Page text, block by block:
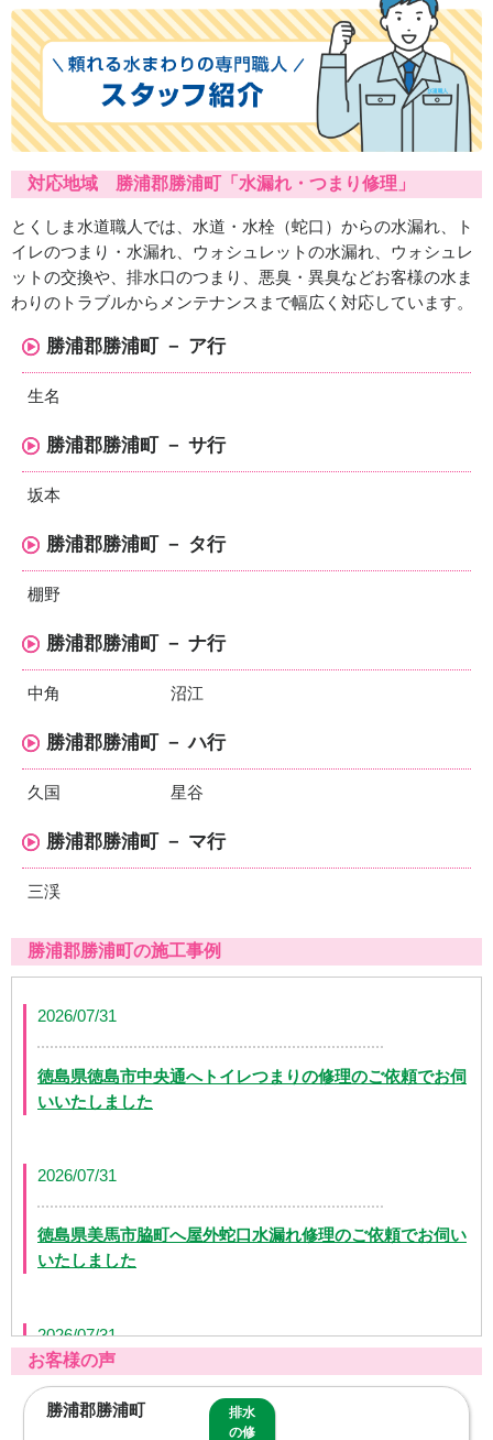
対応地域 勝浦郡勝浦町「水漏れ・つまり修理」
とくしま水道職人では、水道・水栓（蛇口）からの水漏れ、ト
イレのつまり・水漏れ、ウォシュレットの水漏れ、ウォシュレ
ットの交換や、排水口のつまり、悪臭・異臭などお客様の水ま
わりのトラブルからメンテナンスまで幅広く対応しています。
勝浦郡勝浦町 － ア行
生名
勝浦郡勝浦町 － サ行
坂本
勝浦郡勝浦町 － タ行
棚野
勝浦郡勝浦町 － ナ行
中角 沼江
勝浦郡勝浦町 － ハ行
久国 星谷
勝浦郡勝浦町 － マ行
三渓
勝浦郡勝浦町の施工事例
2026/07/31
徳島県徳島市中央通へトイレつまりの修理のご依頼でお伺
いいたしました
2026/07/31
徳島県美馬市脇町へ屋外蛇口水漏れ修理のご依頼でお伺い
いたしました
2026/07/31
徳島県徳島市八万町にて洗面排水つまりの修理のご依頼で
お伺いいたしました
お客様の声
勝浦郡勝浦町
排水
の修